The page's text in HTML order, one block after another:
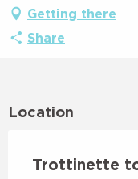
Getting there
Share
Location
Trottinette